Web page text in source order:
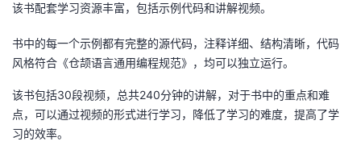
坛
圈
子
的
直
播
我
的
活
动
我
的
关
我
的
我
该书配套学习资源丰富，包括示例代码和讲解视频。
书中的每一个示例都有完整的源代码，注释详细、结构清晰，代码
风格符合《仓颉语言通用编程规范》，均可以独立运行。
该书包括30段视频，总共240分钟的讲解，对于书中的重点和难
点，可以通过视频的形式进行学习，降低了学习的难度，提高了学
习的效率。